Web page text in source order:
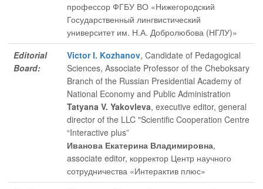
профессор ФГБУ ВО «Нижегородский
Государственный лингвистический
университет им. Н.А. Добролюбова (НГЛУ)»
Editorial
Board:
Victor I. Kozhanov, Candidate of Pedagogical
Sciences, Associate Professor of the Cheboksary
Branch of the Russian Presidential Academy of
National Economy and Public Administration
Tatyana V. Yakovleva, executive editor, general
director of the LLC "Scientific Cooperation Centre
“Interactive plus”
Иванова Екатерина Владимировна,
associate editor, корректор Центр научного
сотрудничества «Интерактив плюс»